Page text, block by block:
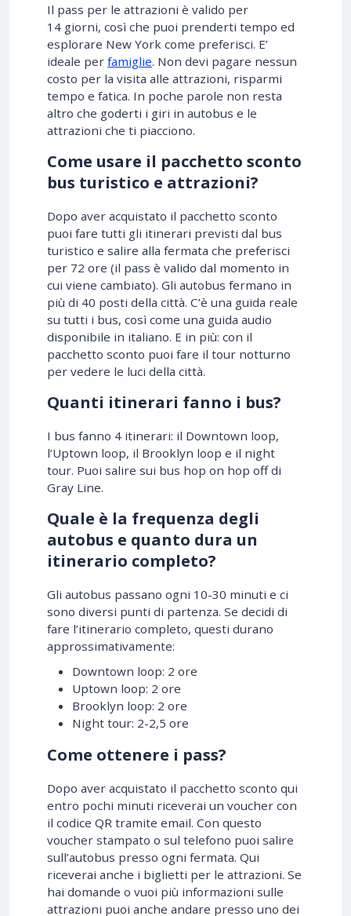
Il pass per le attrazioni è valido per
14 giorni, così che puoi prenderti tempo ed
esplorare New York come preferisci. E’
ideale per famiglie. Non devi pagare nessun
costo per la visita alle attrazioni, risparmi
tempo e fatica. In poche parole non resta
altro che goderti i giri in autobus e le
attrazioni che ti piacciono.
Come usare il pacchetto sconto
bus turistico e attrazioni?
Dopo aver acquistato il pacchetto sconto
puoi fare tutti gli itinerari previsti dal bus
turistico e salire alla fermata che preferisci
per 72 ore (il pass è valido dal momento in
cui viene cambiato). Gli autobus fermano in
più di 40 posti della città. C’è una guida reale
su tutti i bus, così come una guida audio
disponibile in italiano. E in più: con il
pacchetto sconto puoi fare il tour notturno
per vedere le luci della città.
Quanti itinerari fanno i bus?
I bus fanno 4 itinerari: il Downtown loop,
l’Uptown loop, il Brooklyn loop e il night
tour. Puoi salire sui bus hop on hop off di
Gray Line.
Quale è la frequenza degli
autobus e quanto dura un
itinerario completo?
Gli autobus passano ogni 10-30 minuti e ci
sono diversi punti di partenza. Se decidi di
fare l’itinerario completo, questi durano
approssimativamente:
Downtown loop: 2 ore
Uptown loop: 2 ore
Brooklyn loop: 2 ore
Night tour: 2-2,5 ore
Come ottenere i pass?
Dopo aver acquistato il pacchetto sconto qui
entro pochi minuti riceverai un voucher con
il codice QR tramite email. Con questo
voucher stampato o sul telefono puoi salire
sull’autobus presso ogni fermata. Qui
riceverai anche i biglietti per le attrazioni. Se
hai domande o vuoi più informazioni sulle
attrazioni puoi anche andare presso uno dei